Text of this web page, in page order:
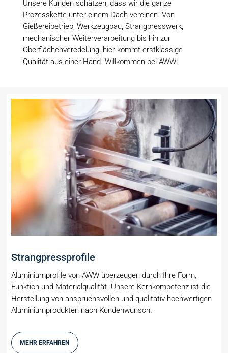
Unsere Kunden schätzen, dass wir die ganze
Prozesskette unter einem Dach vereinen. Von
Gießereibetrieb, Werkzeugbau, Strangpresswerk,
mechanischer Weiterverarbeitung bis hin zur
Oberflächenveredelung, hier kommt erstklassige
Qualität aus einer Hand. Willkommen bei AWW!
Strangpressprofile
Aluminiumprofile von AWW überzeugen durch Ihre Form,
Funktion und Materialqualität. Unsere Kernkompetenz ist die
Herstellung von anspruchsvollen und qualitativ hochwertigen
Aluminiumprodukten nach Kundenwunsch.
MEHR ERFAHREN